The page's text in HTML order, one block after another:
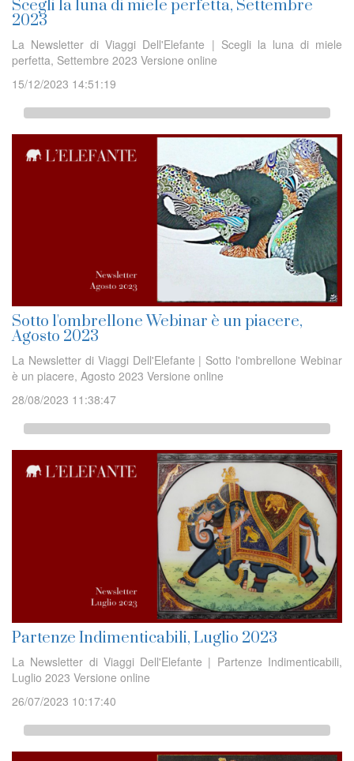
Scegli la luna di miele perfetta, Settembre
2023
La Newsletter di Viaggi Dell'Elefante | Scegli la luna di miele
perfetta, Settembre 2023 Versione online
15/12/2023 14:51:19
Sotto l'ombrellone Webinar è un piacere,
Agosto 2023
La Newsletter di Viaggi Dell'Elefante | Sotto l'ombrellone Webinar
è un piacere, Agosto 2023 Versione online
28/08/2023 11:38:47
Partenze Indimenticabili, Luglio 2023
La Newsletter di Viaggi Dell'Elefante | Partenze Indimenticabili,
Luglio 2023 Versione online
26/07/2023 10:17:40